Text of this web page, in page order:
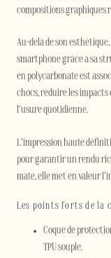
compositions graphiques
Au-delà de son
smartphone grâce à sa
en polycarbonate est
chocs, réduire les
l’usure quotidienne.
L’impression haute
pour garantir un rendu
mate, elle met en valeur
Les points forts de la
Coque de
TPU souple.